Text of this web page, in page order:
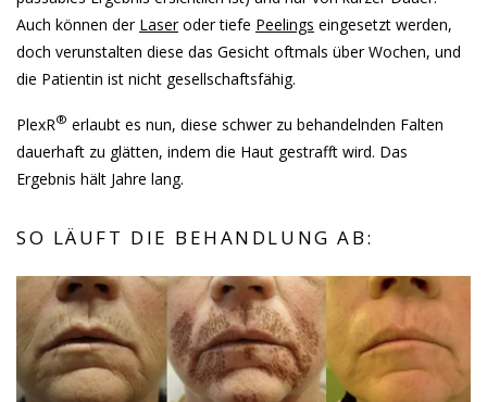
Auch können der Laseroder tiefe Peelings eingesetzt werden,
doch verunstalten diese das Gesicht oftmals über Wochen, und
die Patientin ist nicht gesellschaftsfähig.
PlexR® erlaubt es nun, diese schwer zu behandelnden Falten
dauerhaft zu glätten, indem die Haut gestrafft wird. Das
Ergebnis hält Jahre lang.
SO LÄUFT DIE BEHANDLUNG AB: